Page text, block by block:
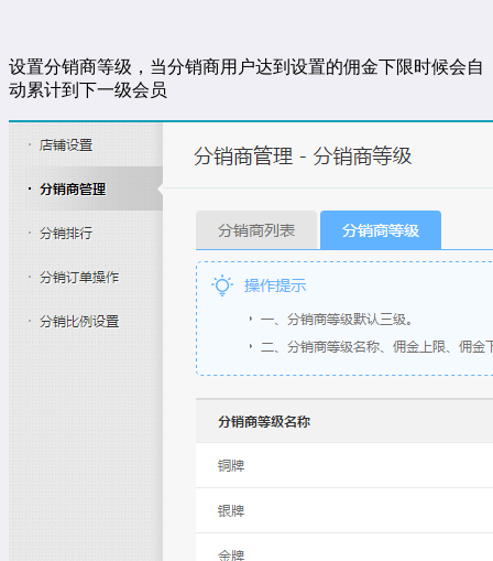
设置分销商等级，当分销商用户达到设置的佣金下限时候会自
动累计到下一级会员